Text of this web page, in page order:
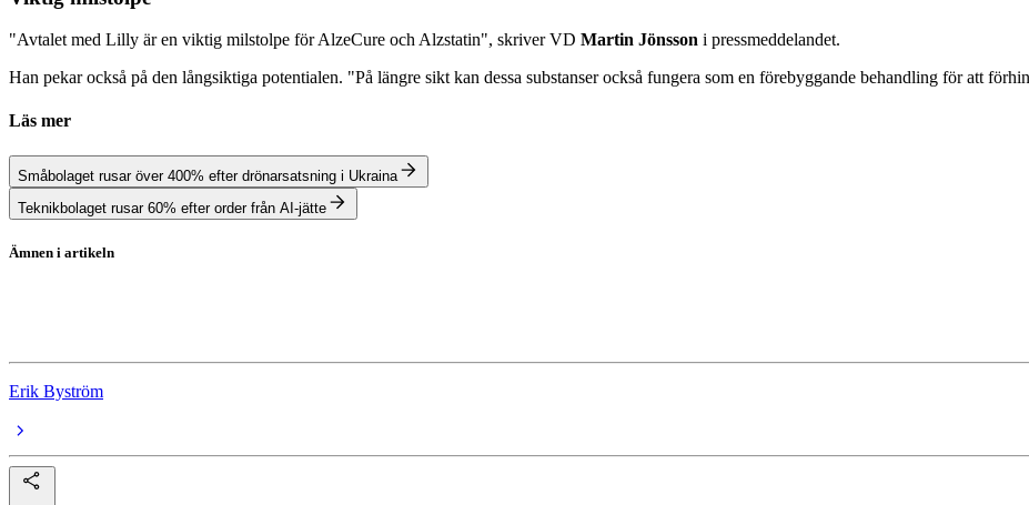
"Avtalet med Lilly är en viktig milstolpe för AlzeCure och Alzstatin", skriver VD Martin Jönsson i pressmeddelandet.
Han pekar också på den långsiktiga potentialen. "På längre sikt kan dessa substanser också fungera som en förebyggande behandling för att
Läs mer
Småbolaget rusar över 400% efter drönarsatsning i Ukraina
Teknikbolaget rusar 60% efter order från AI-jätte
Ämnen i artikeln
Erik Byström